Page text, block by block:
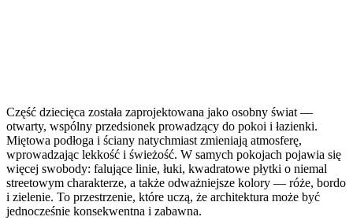
Część dziecięca została zaprojektowana jako osobny świat —
otwarty, wspólny przedsionek prowadzący do pokoi i łazienki.
Miętowa podłoga i ściany natychmiast zmieniają atmosferę,
wprowadzając lekkość i świeżość. W samych pokojach pojawia się
więcej swobody: falujące linie, łuki, kwadratowe płytki o niemal
streetowym charakterze, a także odważniejsze kolory — róże, bordo
i zielenie. To przestrzenie, które uczą, że architektura może być
jednocześnie konsekwentna i zabawna.